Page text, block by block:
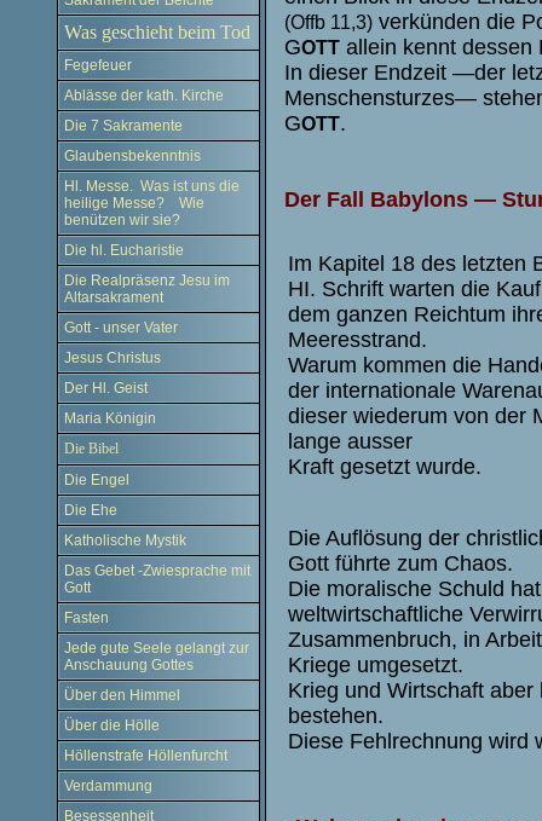
Was geschieht beim Tod
Fegefeuer
Ablässe der kath. Kirche
Die 7 Sakramente
Glaubensbekenntnis
Hl. Messe. Was ist uns die
heilige Messe? Wie
benützen wir sie?
Die hl. Eucharistie
Die Realpräsenz Jesu im
Altarsakrament
Gott - unser Vater
Jesus Christus
Der Hl. Geist
Maria Königin
Die Bibel
Die Engel
Die Ehe
Katholische Mystik
Das Gebet -Zwiesprache mit
Gott
Fasten
Jede gute Seele gelangt zur
Anschauung Gottes
Über den Himmel
Über die Hölle
Höllenstrafe Höllenfurcht
Verdammung
Besessenheit
(Offb 11,3) verkünden die
GOTT allein kennt dessen
In dieser Endzeit —der
Menschensturzes—
GOTT.
Der Fall Babylons —
Im Kapitel 18 des letzten
HI. Schrift warten die
dem ganzen Reichtum
Meeresstrand.
Warum kommen die
der internationale
dieser wiederum von der
lange ausser
Kraft gesetzt wurde.
Die Auflösung der
Gott führte zum Chaos.
Die moralische Schuld
weltwirtschaftliche
Zusammenbruch, in
Kriege umgesetzt.
Krieg und Wirtschaft
bestehen.
Diese Fehlrechnung wird